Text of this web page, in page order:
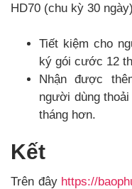
HD70 (chu kỳ 30 ngày)
Tiết kiệm cho
ký gói cước 12
Nhận được
người dùng
tháng hơn.
Kết
Trên đây https://